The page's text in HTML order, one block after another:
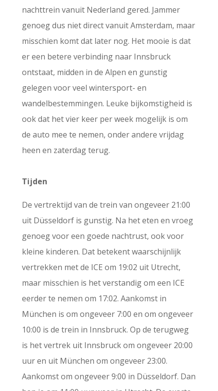
nachttrein vanuit Nederland gered. Jammer
genoeg dus niet direct vanuit Amsterdam, maar
misschien komt dat later nog. Het mooie is dat
er een betere verbinding naar Innsbruck
ontstaat, midden in de Alpen en gunstig
gelegen voor veel wintersport- en
wandelbestemmingen. Leuke bijkomstigheid is
ook dat het vier keer per week mogelijk is om
de auto mee te nemen, onder andere vrijdag
heen en zaterdag terug.
Tijden
De vertrektijd van de trein van ongeveer 21:00
uit Düsseldorf is gunstig. Na het eten en vroeg
genoeg voor een goede nachtrust, ook voor
kleine kinderen. Dat betekent waarschijnlijk
vertrekken met de ICE om 19:02 uit Utrecht,
maar misschien is het verstandig om een ICE
eerder te nemen om 17:02. Aankomst in
München is om ongeveer 7:00 en om ongeveer
10:00 is de trein in Innsbruck. Op de terugweg
is het vertrek uit Innsbruck om ongeveer 20:00
uur en uit München om ongeveer 23:00.
Aankomst om ongeveer 9:00 in Düsseldorf. Dan